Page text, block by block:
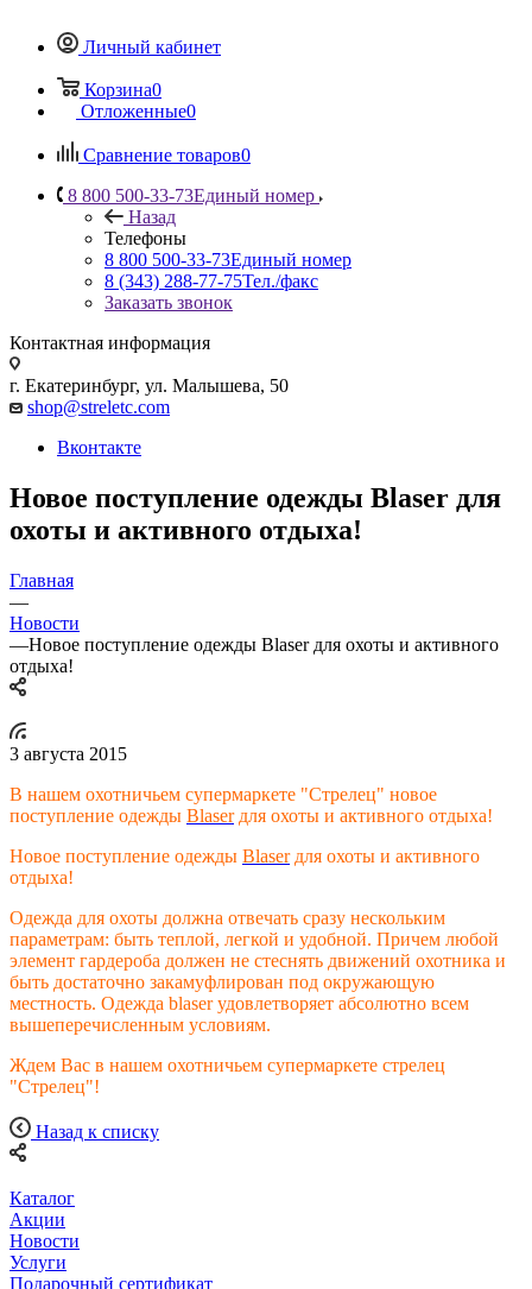
Личный кабинет
Корзина0
Отложенные0
Сравнение товаров0
8 800 500-33-73Единый номер
Назад
Телефоны
8 800 500-33-73Единый номер
8 (343) 288-77-75Тел./факс
Заказать звонок
Контактная информация
г. Екатеринбург, ул. Малышева, 50
shop@streletc.com
Вконтакте
Новое поступление одежды Blaser для
охоты и активного отдыха!
Главная
—
Новости
—Новое поступление одежды Blaser для охоты и активного
отдыха!
3 августа 2015
В нашем охотничьем супермаркете "Стрелец" новое
поступление одежды Blaserдля охоты и активного отдыха!
Новое поступление одежды Blaserдля охоты и активного
отдыха!
Одежда для охоты должна отвечать сразу нескольким
параметрам: быть теплой, легкой и удобной. Причем любой
элемент гардероба должен не стеснять движений охотника и
быть достаточно закамуфлирован под окружающую
местность. Одежда blaser удовлетворяет абсолютно всем
вышеперечисленным условиям.
Ждем Вас в нашем охотничьем супермаркете стрелец
"Стрелец"!
Назад к списку
Каталог
Акции
Новости
Услуги
Подарочный сертификат